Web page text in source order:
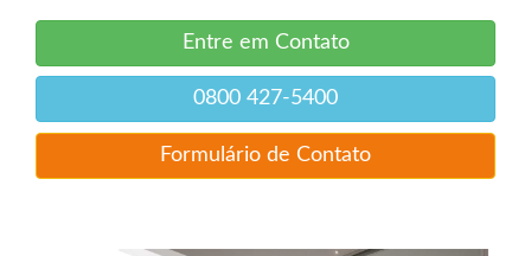
Entre em Contato
0800 427-5400
Formulário de Contato